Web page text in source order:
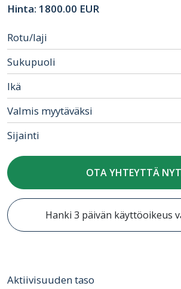
Hinta: 1800.00 EUR
Rotu/laji
Sukupuoli
Ikä
Valmis myytäväksi
Sijainti
OTA YHTEYTTÄ NYT
Hanki 3 päivän käyttöoikeus
Aktiivisuuden taso